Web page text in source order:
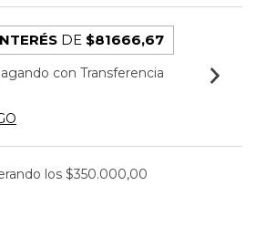
DE $81666,67
con Transferencia
los$350.000,00